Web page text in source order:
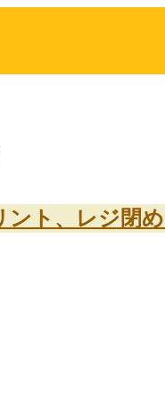
ント、レジ閉